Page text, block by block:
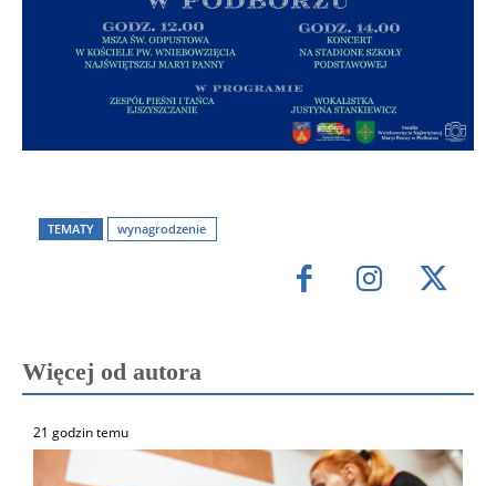
TEMATY wynagrodzenie
Więcej od autora
21 godzin temu